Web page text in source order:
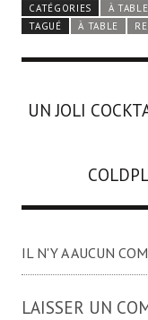
CATÉGORIES À TABLE
TAGUÉ
À TABLE
UN JOLI
IL N'Y A AUCUN
LAISSER UN